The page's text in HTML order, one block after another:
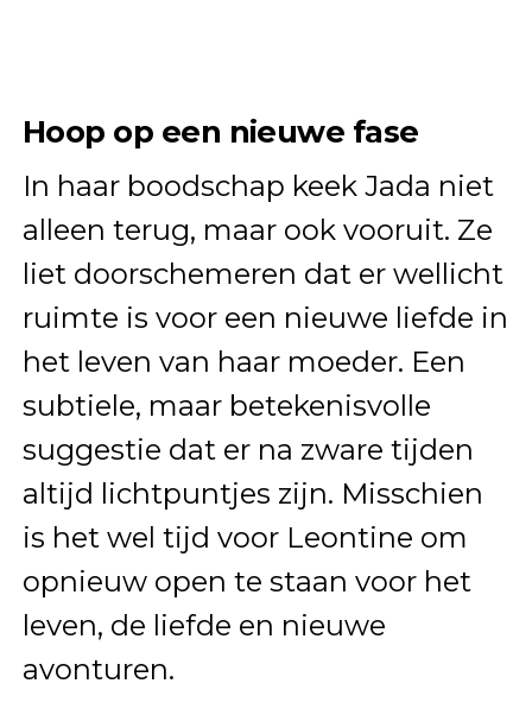
Hoop op een nieuwe fase
In haar boodschap keek Jada niet
alleen terug, maar ook vooruit. Ze
liet doorschemeren dat er wellicht
ruimte is voor een nieuwe liefde in
het leven van haar moeder. Een
subtiele, maar betekenisvolle
suggestie dat er na zware tijden
altijd lichtpuntjes zijn. Misschien
is het wel tijd voor Leontine om
opnieuw open te staan voor het
leven, de liefde en nieuwe
avonturen.